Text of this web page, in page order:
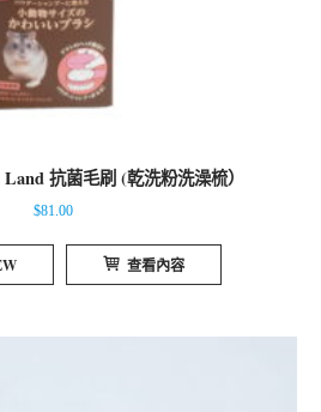
抗菌毛刷 (乾洗粉洗澡梳）
$81.00
查看內容